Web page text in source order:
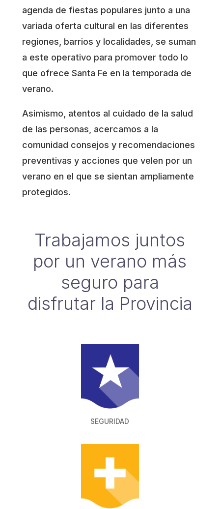
agenda de fiestas populares junto a una
variada oferta cultural en las diferentes
regiones, barrios y localidades, se suman
a este operativo para promover todo lo
que ofrece Santa Fe en la temporada de
verano.
Asimismo, atentos al cuidado de la salud
de las personas, acercamos a la
comunidad consejos y recomendaciones
preventivas y acciones que velen por un
verano en el que se sientan ampliamente
protegidos.
Trabajamos juntos
por un verano más
seguro para
disfrutar la Provincia
SEGURIDAD